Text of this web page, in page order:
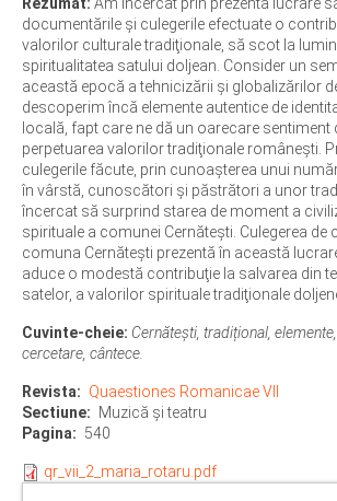
documentările şi culegerile efectuate o
valorilor culturale tradiţionale, să scot la
spiritualitatea satului doljean. Consider un
această epocă a tehnicizării şi globalizărilor
descoperim încă elemente autentice de
locală, fapt care ne dă un oarecare sentiment
perpetuarea valorilor tradiţionale româneşti.
culegerile făcute, prin cunoaşterea unui
în vârstă, cunoscători şi păstrători a unor
încercat să surprind starea de moment a
spirituale a comunei Cernăteşti. Culegerea de
comuna Cernăteşti prezentă în această
aduce o modestă contribuţie la salvarea din
satelor, a valorilor spirituale tradiţionale
Cuvinte-cheie: Cernătești, tradițional,
cercetare, cântece.
Revista
Quaestiones Romanicae VII
Sectiune
Muzică și teatru
Pagina
540
qr_vii_2_maria_rotaru.pdf